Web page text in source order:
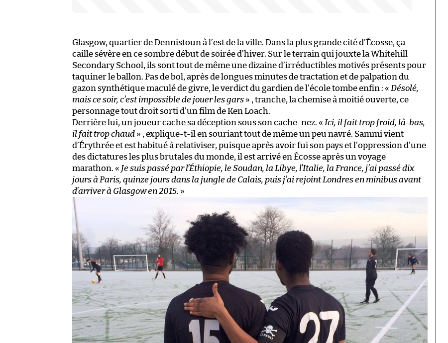
Glasgow, quartier de Dennistoun à l’est de la ville. Dans la plus grande cité d’Écosse, ça
caille sévère en ce sombre début de soirée d’hiver. Sur le terrain qui jouxte la Whitehill
Secondary School, ils sont tout de même une dizaine d’irréductibles motivés présents pour
taquiner le ballon. Pas de bol, après de longues minutes de tractation et de palpation du
gazon synthétique maculé de givre, le verdict du gardien de l’école tombe enfin : « Désolé,
mais ce soir, c’est impossible de jouer les gars » , tranche, la chemise à moitié ouverte, ce
personnage tout droit sorti d’un film de Ken Loach.
Derrière lui, un joueur cache sa déception sous son cache-nez. « Ici, il fait trop froid, là-bas,
il fait trop chaud » , explique-t-il en souriant tout de même un peu navré. Sammi vient
d’Érythrée et est habitué à relativiser, puisque après avoir fui son pays et l’oppression d’une
des dictatures les plus brutales du monde, il est arrivé en Écosse après un voyage
marathon. « Je suis passé par l’Éthiopie, le Soudan, la Libye, l’Italie, la France, j’ai passé dix
jours à Paris, quinze jours dans la jungle de Calais, puis j’ai rejoint Londres en minibus avant
d’arriver à Glasgow en 2015. »